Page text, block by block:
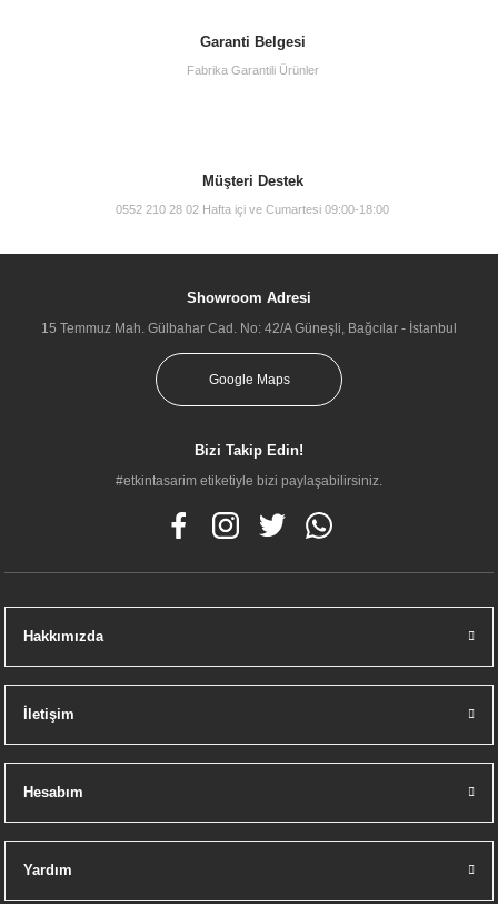
Garanti Belgesi
Fabrika Garantili Ürünler
Müşteri Destek
0552 210 28 02 Hafta içi ve Cumartesi 09:00-18:00
Showroom Adresi
15 Temmuz Mah. Gülbahar Cad. No: 42/A Güneşli, Bağcılar - İstanbul
Google Maps
Bizi Takip Edin!
#etkintasarim etiketiyle bizi paylaşabilirsiniz.
Hakkımızda
İletişim
Hesabım
Yardım